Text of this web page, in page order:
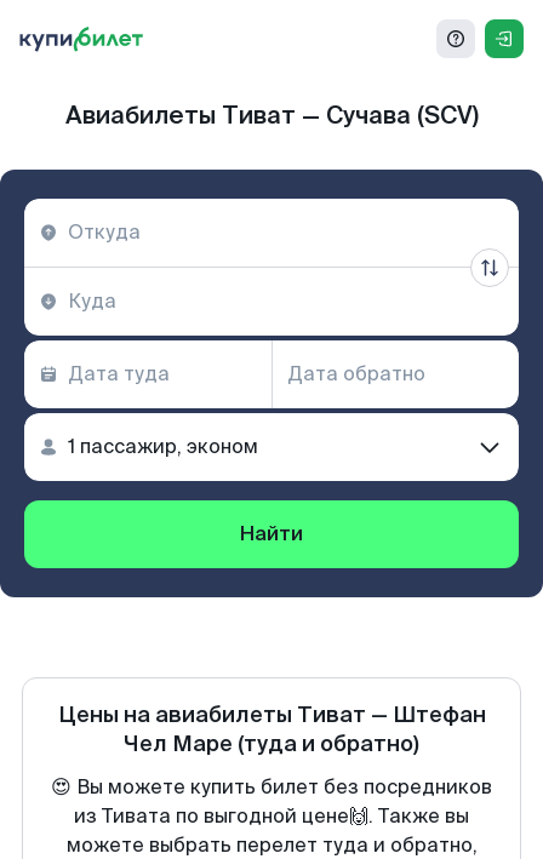
Авиабилеты Тиват — Сучава (SCV)
Найти
Цены на авиабилеты Тиват — Штефан
Чел Маре (туда и обратно)
😍 Вы можете купить билет без посредников
из Тивата по выгодной цене🙌. Также вы
можете выбрать перелет туда и обратно,